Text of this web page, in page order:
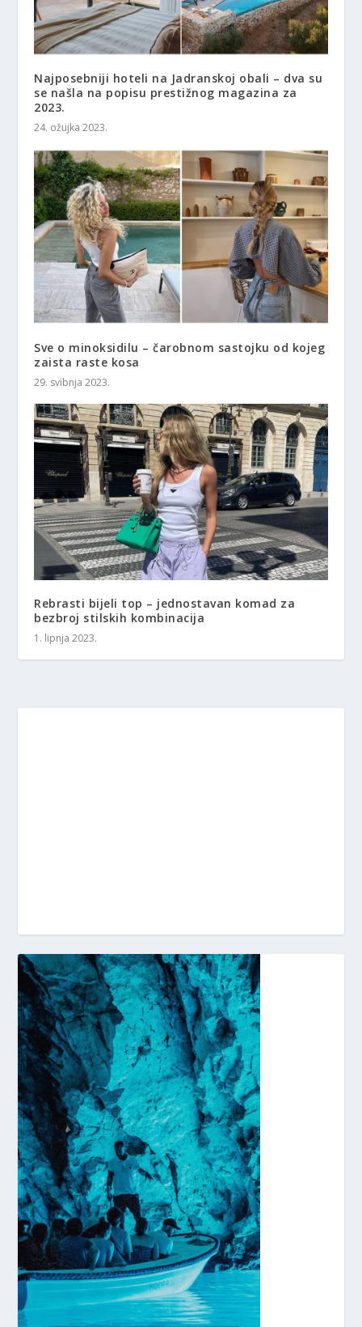
Najposebniji hoteli na Jadranskoj obali – dva su
se našla na popisu prestižnog magazina za
2023.
24. ožujka 2023.
Sve o minoksidilu – čarobnom sastojku od kojeg
zaista raste kosa
29. svibnja 2023.
Rebrasti bijeli top – jednostavan komad za
bezbroj stilskih kombinacija
1. lipnja 2023.